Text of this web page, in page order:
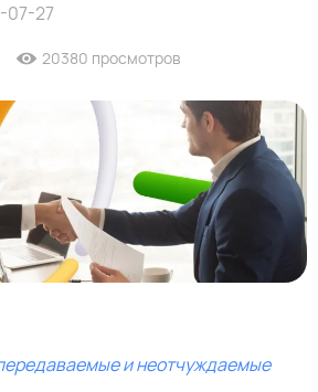
07-27
20380 просмотров
и неотчуждаемые